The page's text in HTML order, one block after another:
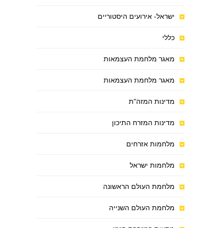
ישראל- אירועים היסטוריים
כללי
מאגר מלחמת העצמאות
מאגר מלחמת העצמאות
מדינות המזה"ת
מדינות המזרח התיכון
מלחמות אזרחים
מלחמות ישראל
מלחמת העולם הראשונה
מלחמת העולם השנייה